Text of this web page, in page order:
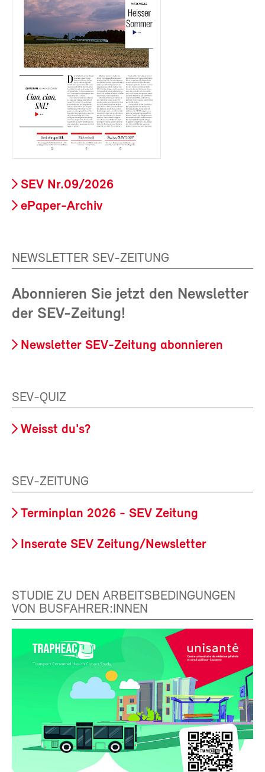
SEV Nr.09/2026
ePaper-Archiv
NEWSLETTER SEV-ZEITUNG
Abonnieren Sie jetzt den Newsletter
der SEV-Zeitung!
Newsletter SEV-Zeitung abonnieren
SEV-QUIZ
Weisst du's?
SEV-ZEITUNG
Terminplan 2026 - SEV Zeitung
Inserate SEV Zeitung/Newsletter
STUDIE ZU DEN ARBEITSBEDINGUNGEN
VON BUSFAHRER:INNEN